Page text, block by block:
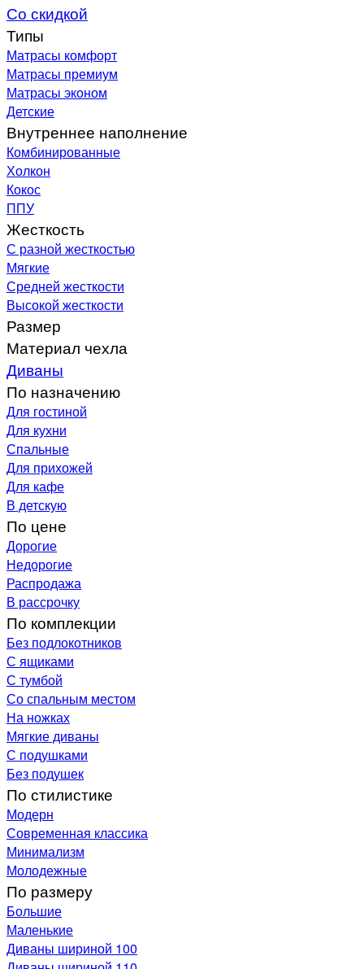
Со скидкой
Типы
Матрасы комфорт
Матрасы премиум
Матрасы эконом
Детские
Внутреннее наполнение
Комбинированные
Холкон
Кокос
ППУ
Жесткость
С разной жесткостью
Мягкие
Средней жесткости
Высокой жесткости
Размер
Материал чехла
Диваны
По назначению
Для гостиной
Для кухни
Спальные
Для прихожей
Для кафе
В детскую
По цене
Дорогие
Недорогие
Распродажа
В рассрочку
По комплекции
Без подлокотников
С ящиками
С тумбой
Со спальным местом
На ножках
Мягкие диваны
С подушками
Без подушек
По стилистике
Модерн
Современная классика
Минимализм
Молодежные
По размеру
Большие
Маленькие
Диваны шириной 100